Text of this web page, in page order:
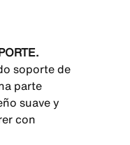
soporte de
parte
suave y
con